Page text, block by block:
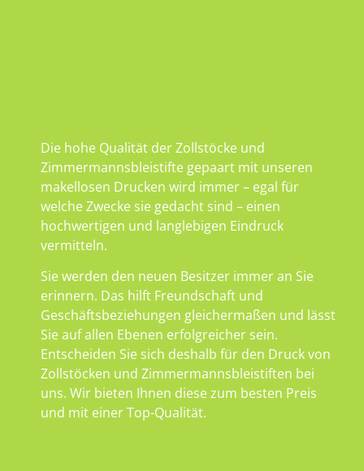
Die hohe Qualität der Zollstöcke und
Zimmermannsbleistifte gepaart mit unseren
makellosen Drucken wird immer – egal für
welche Zwecke sie gedacht sind – einen
hochwertigen und langlebigen Eindruck
vermitteln.
Sie werden den neuen Besitzer immer an Sie
erinnern. Das hilft Freundschaft und
Geschäftsbeziehungen gleichermaßen und lässt
Sie auf allen Ebenen erfolgreicher sein.
Entscheiden Sie sich deshalb für den Druck von
Zollstöcken und Zimmermannsbleistiften bei
uns. Wir bieten Ihnen diese zum besten Preis
und mit einer Top-Qualität.